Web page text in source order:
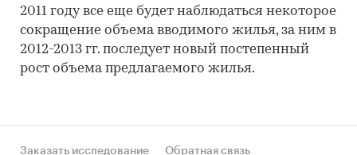
2011 году все еще будет наблюдаться некоторое
сокращение объема вводимого жилья, за ним в
2012-2013 гг. последует новый постепенный
рост объема предлагаемого жилья.
Заказать исследование Обратная связь